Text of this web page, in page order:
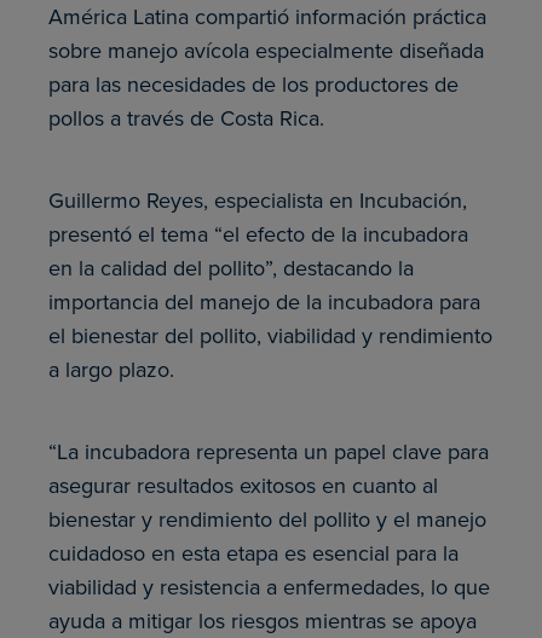
América Latina compartió información práctica
sobre manejo avícola especialmente diseñada
para las necesidades de los productores de
pollos a través de Costa Rica.
Guillermo Reyes, especialista en Incubación,
presentó el tema “el efecto de la incubadora
en la calidad del pollito”, destacando la
importancia del manejo de la incubadora para
el bienestar del pollito, viabilidad y rendimiento
a largo plazo.
“La incubadora representa un papel clave para
asegurar resultados exitosos en cuanto al
bienestar y rendimiento del pollito y el manejo
cuidadoso en esta etapa es esencial para la
viabilidad y resistencia a enfermedades, lo que
ayuda a mitigar los riesgos mientras se apoya